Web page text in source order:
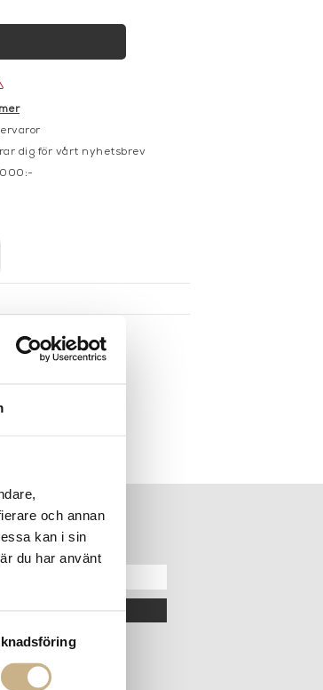
och annan
kan i sin
du har använt
dig för vårt nyhetsbrev
NEWSLETTER